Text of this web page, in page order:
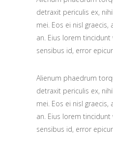
detraxit periculis ex,
mei. Eos ei nisl
an. Eius lorem tincidunt
sensibus id, error
Alienum phaedrum
detraxit periculis ex,
mei. Eos ei nisl
an. Eius lorem tincidunt
sensibus id, error